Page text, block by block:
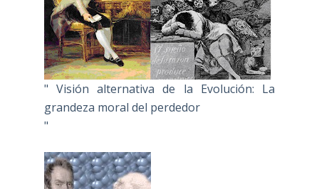
" Visión alternativa de la Evolución: La
grandeza moral del perdedor
"